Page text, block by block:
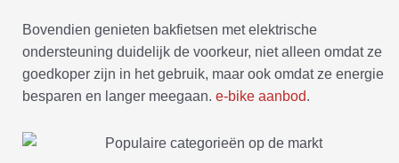
Bovendien genieten bakfietsen met elektrische
ondersteuning duidelijk de voorkeur, niet alleen omdat ze
goedkoper zijn in het gebruik, maar ook omdat ze energie
besparen en langer meegaan. e-bike aanbod.